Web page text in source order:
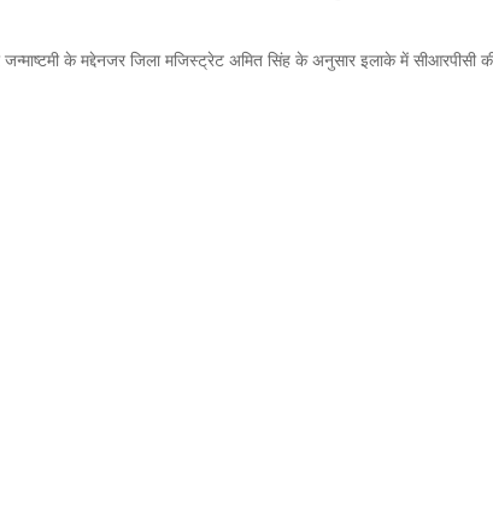
जन्माष्टमी के मद्देनजर जिला मजिस्ट्रेट अमित सिंह के अनुसार इलाके में सीआरपीसी